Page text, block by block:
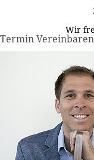
Wir
Termin Vereinbaren